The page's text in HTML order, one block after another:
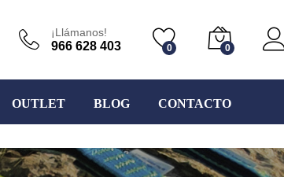
¡Llámanos!
966 628 403 0 0
OUTLET BLOG CONTACTO